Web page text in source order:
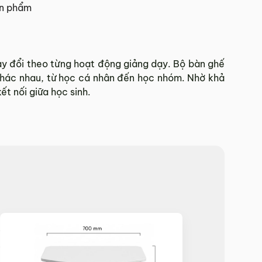
phẩm
đổi theo từng hoạt động giảng dạy. Bộ bàn ghế
nhau, từ học cá nhân đến học nhóm. Nhờ khả
nối giữa học sinh.
Minh.
báo phí giao hàng cụ thể.